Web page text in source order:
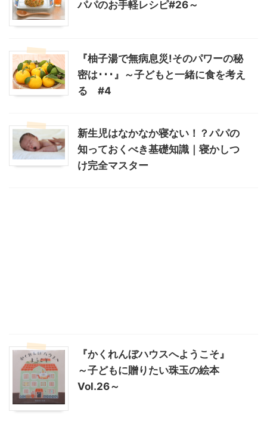
パパのお手軽レシピ#26～
『柚子湯で無病息災!そのパワーの秘
密は･･･』～子どもと一緒に食を考え
る #4
新生児はなかなか寝ない！？パパの
知っておくべき基礎知識｜寝かしつ
け完全マスター
『かくれんぼハウスへようこそ』
～子どもに贈りたい珠玉の絵本
Vol.26～